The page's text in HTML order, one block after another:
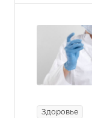
Здоровье